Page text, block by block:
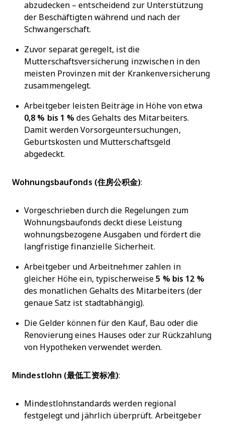
abzudecken – entscheidend zur Unterstützung
der Beschäftigten während und nach der
Schwangerschaft.
Zuvor separat geregelt, ist die
Mutterschaftsversicherung inzwischen in den
meisten Provinzen mit der Krankenversicherung
zusammengelegt.
Arbeitgeber leisten Beiträge in Höhe von etwa
0,8 % bis 1 % des Gehalts des Mitarbeiters.
Damit werden Vorsorgeuntersuchungen,
Geburtskosten und Mutterschaftsgeld
abgedeckt.
Wohnungsbaufonds (住房公积金):
Vorgeschrieben durch die Regelungen zum
Wohnungsbaufonds deckt diese Leistung
wohnungsbezogene Ausgaben und fördert die
langfristige finanzielle Sicherheit.
Arbeitgeber und Arbeitnehmer zahlen in
gleicher Höhe ein, typischerweise5 % bis 12 %
des monatlichen Gehalts des Mitarbeiters (der
genaue Satz ist stadtabhängig).
Die Gelder können für den Kauf, Bau oder die
Renovierung eines Hauses oder zur Rückzahlung
von Hypotheken verwendet werden.
Mindestlohn (最低工资标准):
Mindestlohnstandards werden regional
festgelegt und jährlich überprüft. Arbeitgeber